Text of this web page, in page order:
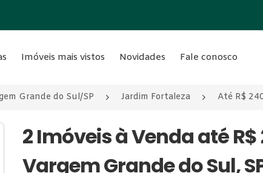
Imóveis mais vistos Novidades Fale conosco
Grande do Sul/SP Jardim Fortaleza Até R$
2 Imóveis à Venda até
Vargem Grande do Sul,